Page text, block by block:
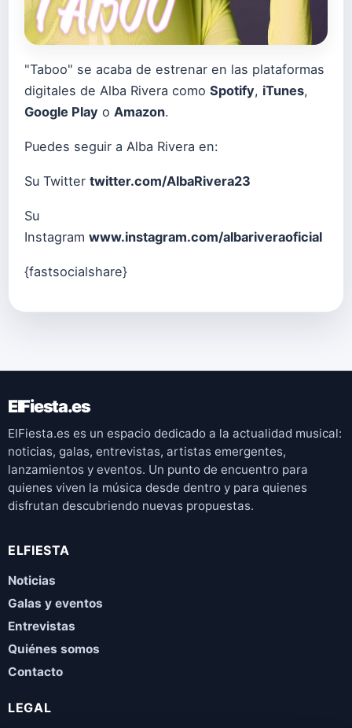
"Taboo" se acaba de estrenar en las plataformas
digitales de Alba Rivera como Spotify, iTunes,
Google Play o Amazon.
Puedes seguir a Alba Rivera en:
Su Twitter twitter.com/AlbaRivera23
Su
Instagram www.instagram.com/albariveraoficial
{fastsocialshare}
ElFiesta.es
ElFiesta.es es un espacio dedicado a la actualidad musical:
noticias, galas, entrevistas, artistas emergentes,
lanzamientos y eventos. Un punto de encuentro para
quienes viven la música desde dentro y para quienes
disfrutan descubriendo nuevas propuestas.
ELFIESTA
Noticias
Galas y eventos
Entrevistas
Quiénes somos
Contacto
LEGAL